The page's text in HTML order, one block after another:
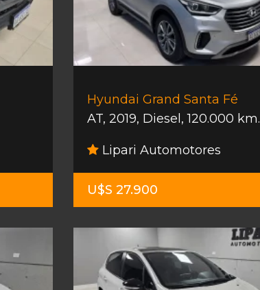
Hyundai Grand Santa Fé
AT, 2019, Diesel ,120.000 km.
Lipari Automotores
U$S 27.900